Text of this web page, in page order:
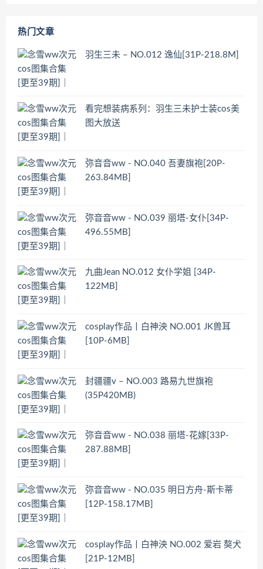
热门文章
羽生三未 – NO.012 逸仙[31P-218.8M]
看完想装病系列：羽生三未护士装cos美
图大放送
弥音音ww - NO.040 吾妻旗袍[20P-
263.84MB]
弥音音ww - NO.039 丽塔-女仆[34P-
496.55MB]
九曲Jean NO.012 女仆学姐 [34P-
122MB]
cosplay作品丨白神泱 NO.001 JK兽耳
[10P-6MB]
封疆疆v – NO.003 路易九世旗袍
(35P420MB)
弥音音ww - NO.038 丽塔-花嫁[33P-
287.88MB]
弥音音ww - NO.035 明日方舟-斯卡蒂
[12P-158.17MB]
cosplay作品丨白神泱 NO.002 爱岩 獒犬
[21P-12MB]